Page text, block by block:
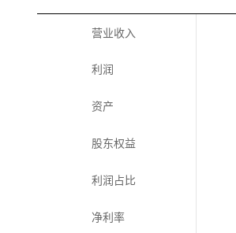
营业收入
利润
资产
股东权益
利润占比
净利率